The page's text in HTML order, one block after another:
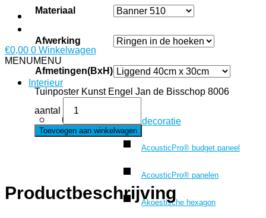
€0,00 0 Winkelwagen
MENUMENU
Interieur
Wanddecoratie
AcousticPro® budget paneel
AcousticPro® panelen
Akoestische hexagon
Materiaal
Afwerking
Afmetingen(BxH)
Tuinposter Kunst Engel Jan de Bisschop 8006
aantal
Toevoegen aan winkelwagen
Productbeschrijving